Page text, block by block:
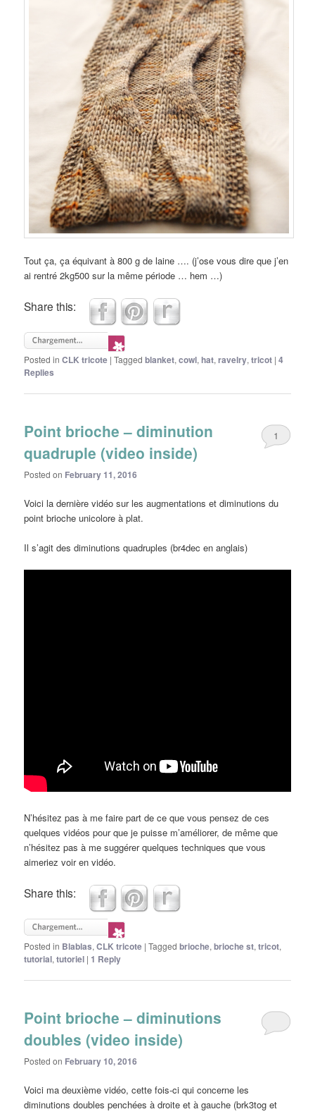
Tout ça, ça équivant à 800 g de laine …. (j’ose vous dire que j’en
ai rentré 2kg500 sur la même période … hem …)
Share this:
Posted in CLK tricote |Tagged blanket,cowl,hat,ravelry,tricot |4
Replies
Point brioche – diminution
quadruple (video inside)
Posted on February 11, 2016
1
Voici la dernière vidéo sur les augmentations et diminutions du
point brioche unicolore à plat.
Il s’agit des diminutions quadruples (br4dec en anglais)
N’hésitez pas à me faire part de ce que vous pensez de ces
quelques vidéos pour que je puisse m’améliorer, de même que
n’hésitez pas à me suggérer quelques techniques que vous
aimeriez voir en vidéo.
Share this:
Posted in Blablas,CLK tricote |Tagged brioche,brioche st,tricot,
tutorial,tutoriel | 1 Reply
Point brioche – diminutions
doubles (video inside)
Posted on February 10, 2016
Voici ma deuxième vidéo, cette fois-ci qui concerne les
diminutions doubles penchées à droite et à gauche (brk3tog et